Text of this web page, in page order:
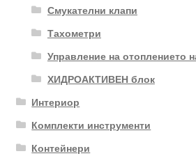
Смукателни клапи
Тахометри
Управление на отоплението
ХИДРОАКТИВЕН блок
Интериор
Комплекти инструменти
Контейнери